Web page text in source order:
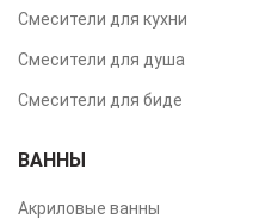
Смесители для кухни
Смесители для душа
Смесители для биде
ВАННЫ
Акриловые ванны